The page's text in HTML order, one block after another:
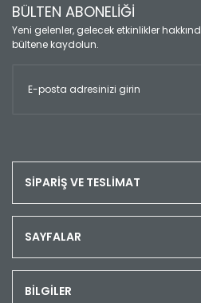
BÜLTEN ABONELİĞİ
Yeni gelenler, gelecek etkinlikler
bültene kaydolun.
SİPARİŞ VE TESLİMAT
SAYFALAR
BİLGİLER